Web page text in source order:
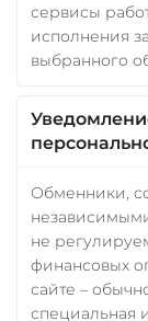
сервисы
исполнения
выбранного
Обменники,
не
финансовых
сайте –
специальная